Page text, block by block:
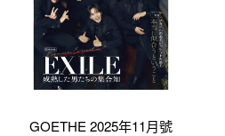
GOETHE 2025年11月號